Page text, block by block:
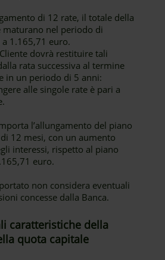
di 12 rate, il totale della
maturano nel periodo di
1.165,71 euro.
dovrà restituire tali
rata successiva al termine
in un periodo di 5 anni:
alle singole rate è pari a
l’allungamento del piano
12 mesi, con un aumento
interessi, rispetto al piano
euro.
non considera eventuali
concesse dalla Banca.
caratteristiche della
quota capitale